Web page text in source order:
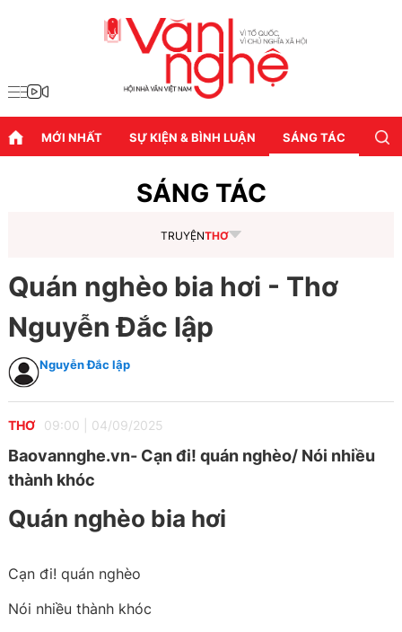
MỚI NHẤT SỰ KIỆN & BÌNH LUẬN SÁNG TÁC
SÁNG TÁC
TRUYỆNTHƠ
Quán nghèo bia hơi - Thơ
Nguyễn Đắc lập
Nguyễn Đắc lập
THƠ 09:00 04/09/2025
Baovannghe.vn- Cạn đi! quán nghèo/ Nói nhiều
thành khóc
Quán nghèo bia hơi
Cạn đi! quán nghèo
Nói nhiều thành khóc